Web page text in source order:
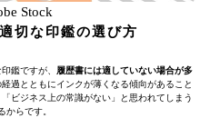
Stock
切な印鑑の選び方
鑑ですが、 履歴書には適していない場合が多
過とともにインクが薄くなる傾向があること
ビジネス上の常識がない」と思われてしまう
からです。